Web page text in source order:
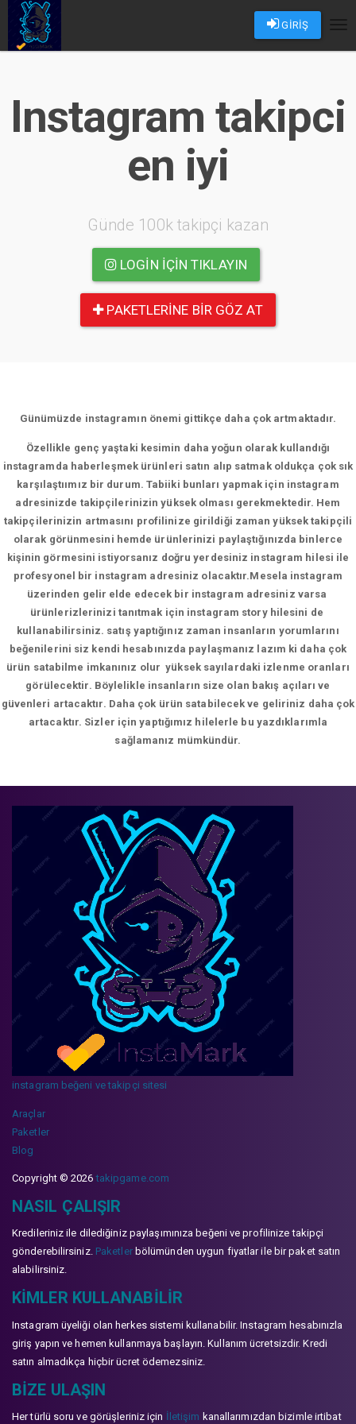
GİRİŞ
Instagram takipci
en iyi
Günde 100k takipçi kazan
LOGIN IÇIN TIKLAYIN
PAKETLERINE BIR GÖZ AT
Günümüzde instagramın önemi gittikçe daha çok artmaktadır.
Özellikle genç yaştaki kesimin daha yoğun olarak kullandığı
instagramda haberleşmek ürünleri satın alıp satmak oldukça çok sık
karşılaştıımız bir durum. Tabiiki bunları yapmak için instagram
adresinizde takipçilerinizin yüksek olması gerekmektedir. Hem
takipçilerinizin artmasını profilinize girildiği zaman yüksek takipçili
olarak görünmesini hemde ürünlerinizi paylaştığınızda binlerce
kişinin görmesini istiyorsanız doğru yerdesiniz instagram hilesi ile
profesyonel bir instagram adresiniz olacaktır.Mesela instagram
üzerinden gelir elde edecek bir instagram adresiniz varsa
ürünlerizlerinizi tanıtmak için instagram story hilesini de
kullanabilirsiniz. satış yaptığınız zaman insanların yorumlarını
beğenilerini siz kendi hesabınızda paylaşmanız lazım ki daha çok
ürün satabilme imkanınız olur yüksek sayılardaki izlenme oranları
görülecektir. Böylelikle insanların size olan bakış açıları ve
güvenleri artacaktır. Daha çok ürün satabilecek ve geliriniz daha çok
artacaktır. Sizler için yaptığımız hilelerle bu yazdıklarımla
sağlamanız mümkündür.
instagram beğeni ve takipçi sitesi
Araçlar
Paketler
Blog
Copyright © 2026takipgame.com
NASIL ÇALIŞIR
Kredileriniz ile dilediğiniz paylaşımınıza beğeni ve profilinize takipçi
gönderebilirsiniz. Paketlerbölümünden uygun fiyatlar ile bir paket satın
alabilirsiniz.
KIMLER KULLANABILIR
Instagram üyeliği olan herkes sistemi kullanabilir. Instagram hesabınızla
giriş yapın ve hemen kullanmaya başlayın. Kullanım ücretsizdir. Kredi
satın almadıkça hiçbir ücret ödemezsiniz.
BIZE ULAŞIN
Her türlü soru ve görüşleriniz için İletişim kanallarımızdan bizimle irtibat